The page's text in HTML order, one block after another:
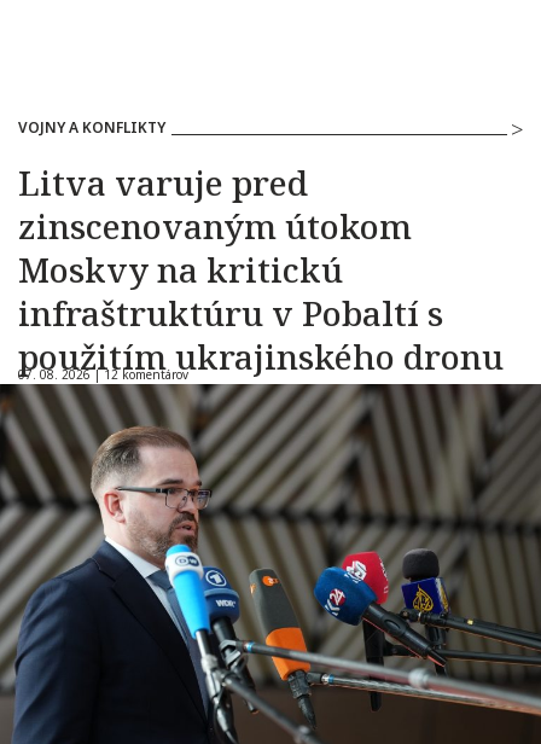
VOJNY A KONFLIKTY
Litva varuje pred
zinscenovaným útokom
Moskvy na kritickú
infraštruktúru v Pobaltí s
použitím ukrajinského dronu
07. 08. 2026 |12 komentárov